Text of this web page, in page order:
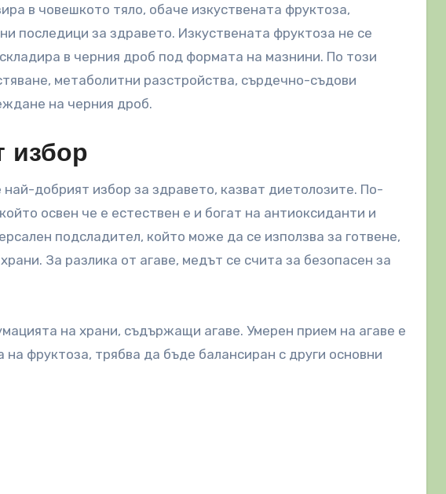
в човешкото тяло, обаче изкуствената фруктоза,
последици за здравето. Изкуствената фруктоза не се
в черния дроб под формата на мазнини. По този
метаболитни разстройства, сърдечно-съдови
на черния дроб.
избор
добрият избор за здравето, казват диетолозите. По-
освен че е естествен е и богат на антиоксиданти и
подсладител, който може да се използва за готвене,
За разлика от агаве, медът се счита за безопасен за
на храни, съдържащи агаве. Умерен прием на агаве е
фруктоза, трябва да бъде балансиран с други основни